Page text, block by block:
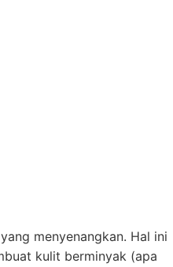
menyenangkan. Hal ini
kulit berminyak (apa